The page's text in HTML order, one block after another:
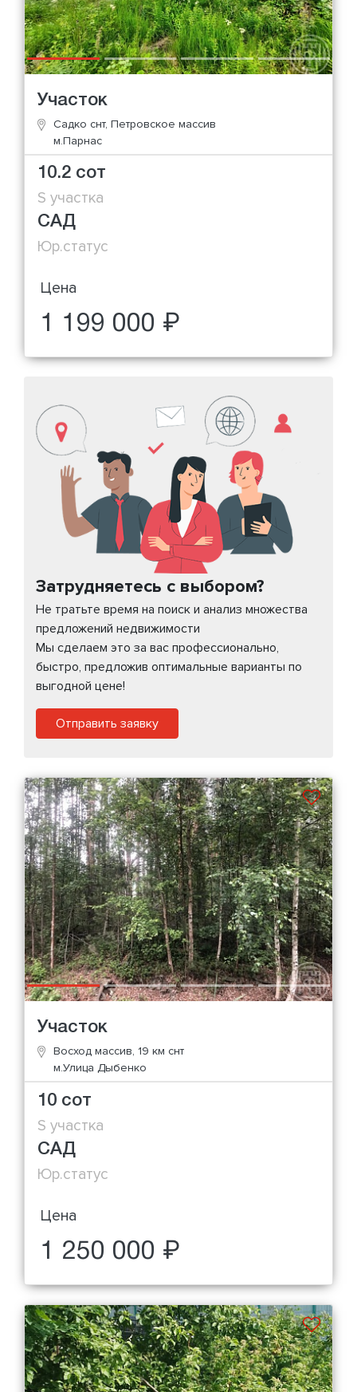
Участок
Садко снт, Петровское массив
м.Парнас
10.2 сот
S участка
САД
Юр.статус
Цена
1 199 000 ₽
Затрудняетесь с выбором?
Не тратьте время на поиск и анализ множества
предложений недвижимости
Мы сделаем это за вас профессионально,
быстро, предложив оптимальные варианты по
выгодной цене!
Отправить заявку
Участок
Восход массив, 19 км снт
м.Улица Дыбенко
10 сот
S участка
САД
Юр.статус
Цена
1 250 000 ₽